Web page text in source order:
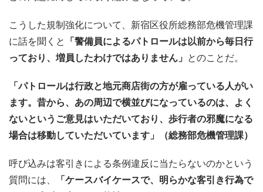
こうした規制強化について、新宿区役所総務部危機管理課
に話を聞くと 「警備員によるパトロールは以前から毎日行
っており、増員したわけではありません」 とのことだ。
「パトロールは行政と地元商店街の方が雇っている人がい
ます。昔から、あの周辺で横並びになっているのは、よく
ないというご意見はいただいており、歩行者の邪魔になる
場合は移動していただいています」（総務部危機管理課）
呼び込みは客引きによる条例違反に当たらないのかという
質問には、
「ケースバイケースで、明らかな客引き行為で